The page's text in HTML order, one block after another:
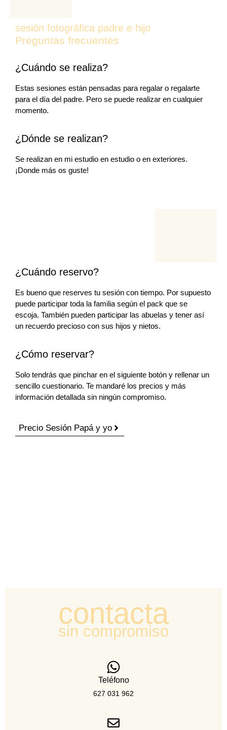
sesión fotográfica padre e hijo
Preguntas frecuentes
¿Cuándo se realiza?
Estas sesiones están pensadas para regalar o regalarte
para el día del padre. Pero se puede realizar en cualquier
momento.
¿Dónde se realizan?
Se realizan en mi estudio en estudio o en exteriores.
¡Donde más os guste!
¿Cuándo reservo?
Es bueno que reserves tu sesión con tiempo. Por supuesto
puede participar toda la familia según el pack que se
escoja. También pueden participar las abuelas y tener así
un recuerdo precioso con sus hijos y nietos.
¿Cómo reservar?
Solo tendrás que pinchar en el siguiente botón y rellenar un
sencillo cuestionario. Te mandaré los precios y más
información detallada sin ningún compromiso.
Precio Sesión Papá y yo
contacta
sin compromiso
Teléfono
627 031 962